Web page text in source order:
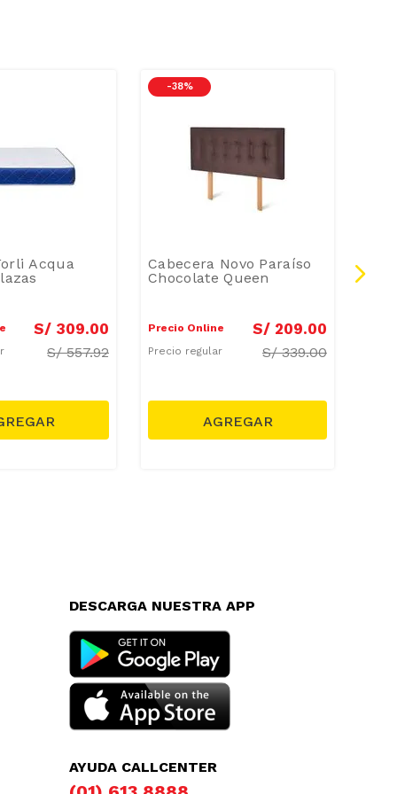
Acqua
S/ 309.00
S/557.92
-38 %
Cabecera Novo Paraíso
Chocolate Queen
Precio Online S/ 209.00
Precio regular S/339.00
DESCARGA NUESTRA APP
AYUDA CALLCENTER